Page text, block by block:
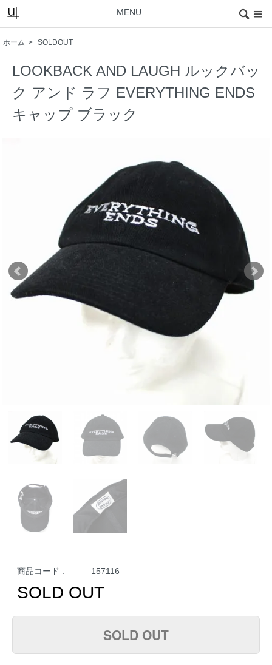
MENU
ホーム > SOLDOUT
LOOKBACK AND LAUGH ルックバッ
ク アンド ラフ EVERYTHING ENDS
キャップ ブラック
商品コード : 157116
SOLD OUT
SOLD OUT